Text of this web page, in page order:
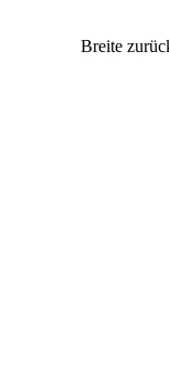
Breite